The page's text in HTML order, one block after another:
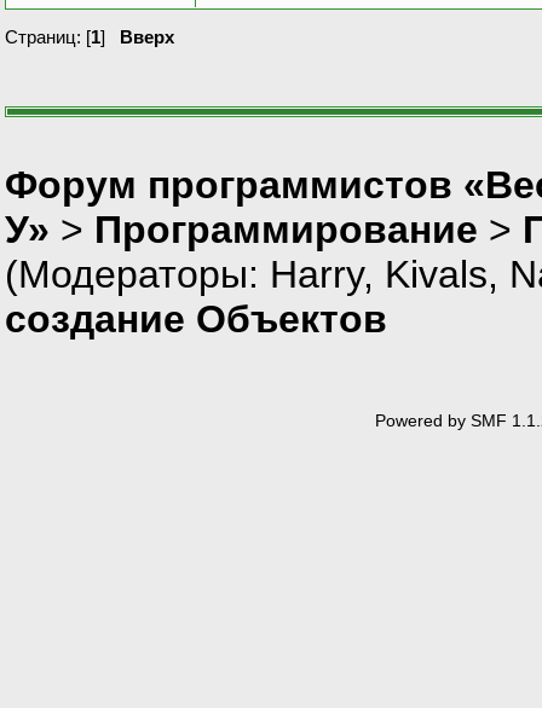
Страниц: [1] Вверх
Форум программистов
У» > Программирование >
(Модераторы: Harry, Kivals,
создание Объектов
Powered by SMF